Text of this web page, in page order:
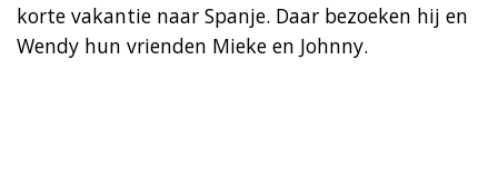
korte vakantie naar Spanje. Daar bezoeken hij en
Wendy hun vrienden Mieke en Johnny.